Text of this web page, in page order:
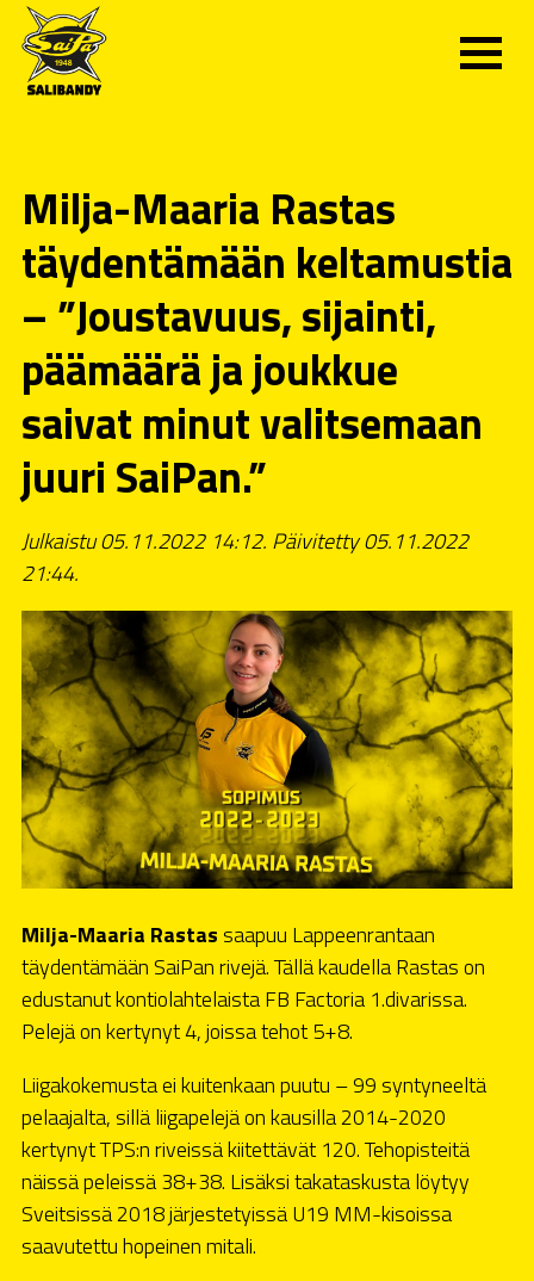
Milja-Maaria Rastas
täydentämään keltamustia
– ”Joustavuus, sijainti,
päämäärä ja joukkue
saivat minut valitsemaan
juuri SaiPan.”
Julkaistu 05.11.2022 14:12. Päivitetty 05.11.2022
21:44.
Milja-Maaria Rastas saapuu Lappeenrantaan
täydentämään SaiPan rivejä. Tällä kaudella Rastas on
edustanut kontiolahtelaista FB Factoria 1.divarissa.
Pelejä on kertynyt 4, joissa tehot 5+8.
Liigakokemusta ei kuitenkaan puutu – 99 syntyneeltä
pelaajalta, sillä liigapelejä on kausilla 2014-2020
kertynyt TPS:n riveissä kiitettävät 120. Tehopisteitä
näissä peleissä 38+38. Lisäksi takataskusta löytyy
Sveitsissä 2018 järjestetyissä U19 MM-kisoissa
saavutettu hopeinen mitali.